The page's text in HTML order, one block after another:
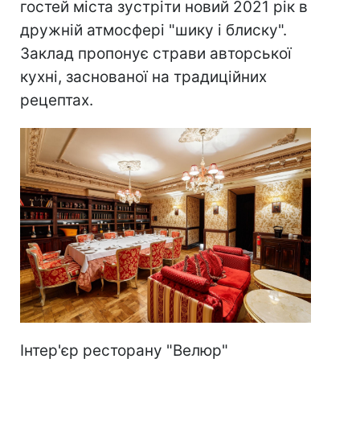
гостей міста зустріти новий 2021 рік в
дружній атмосфері "шику і блиску".
Заклад пропонує страви авторської
кухні, заснованої на традиційних
рецептах.
Інтер'єр ресторану "Велюр"